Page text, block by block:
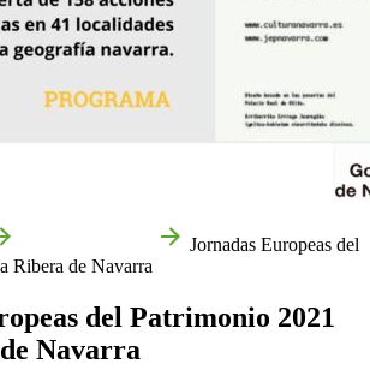
Jornadas Europeas del
Ribera de Navarra
del Patrimonio 2021
Navarra